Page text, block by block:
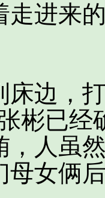
进来的
，打
彬已
，人虽
母女俩